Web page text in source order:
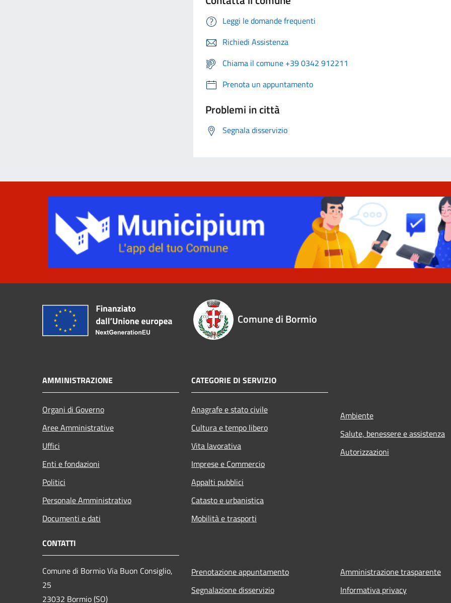
Leggi le domande frequenti
Richiedi Assistenza
Chiama il comune +39 0342 912211
Prenota un appuntamento
Problemi in città
Segnala disservizio
Comune di Bormio
AMMINISTRAZIONE
Organi di Governo
Aree Amministrative
Uffici
Enti e fondazioni
Politici
Personale Amministrativo
Documenti e dati
CATEGORIE DI SERVIZIO
Anagrafe e stato civile
Cultura e tempo libero
Vita lavorativa
Imprese e Commercio
Appalti pubblici
Catasto e urbanistica
Mobilità e trasporti
Ambiente
Salute, benessere e assistenza
Autorizzazioni
CONTATTI
Comune di Bormio Via Buon Consiglio,
25
23032 Bormio (SO)
Prenotazione appuntamento
Segnalazione disservizio
Amministrazione trasparente
Informativa privacy